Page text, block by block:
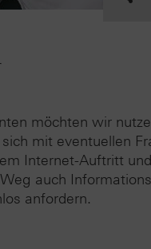
möchten wir
mit eventuellen
Internet-Auftritt
auch
anfordern.